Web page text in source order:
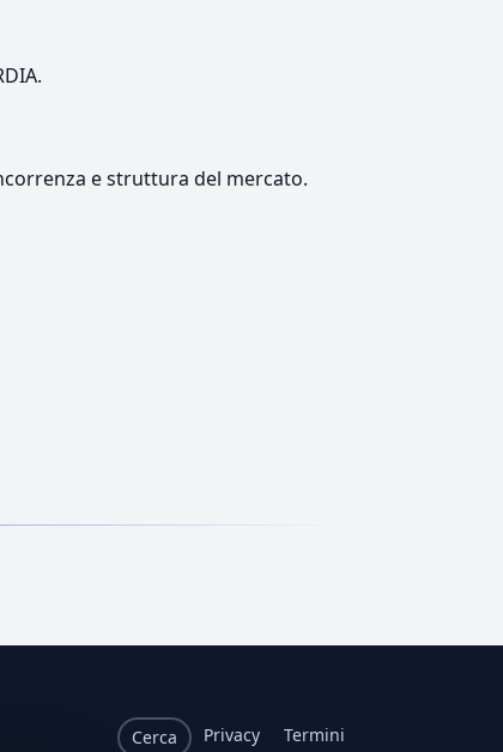
e struttura del mercato.
Cerca Privacy Termini